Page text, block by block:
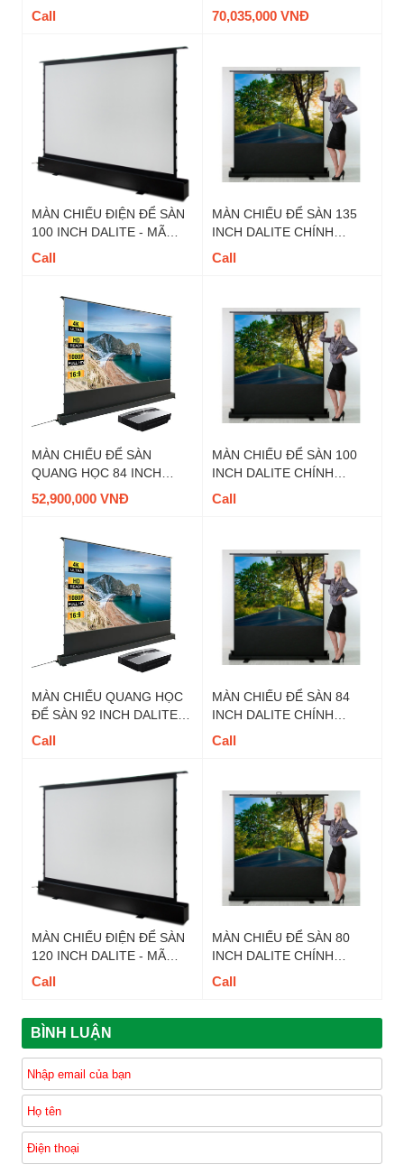
FU72TS, TỈ LỆ 4 : 3
Call
- MÃ FU100EST-CBSP, TỈ
LỆ 16:9
70,035,000 VNĐ
MÀN CHIẾU ĐIỆN ĐỂ SÀN
100 INCH DALITE - MÃ
FU100EST TỈ LỆ 16:9
Call
MÀN CHIẾU ĐỂ SÀN 135
INCH DALITE CHÍNH
HÃNG - MÃ FU135TS, TỈ
Call
MÀN CHIẾU ĐỂ SÀN
QUANG HỌC 84 INCH
DALITE - MÃ FU84EST-
CBSP, TỈ LỆ 16:9
52,900,000 VNĐ
MÀN CHIẾU ĐỂ SÀN 100
INCH DALITE CHÍNH
HÃNG - MÃ FU100TS, TỈ
Call
MÀN CHIẾU QUANG HỌC
ĐỂ SÀN 92 INCH DALITE -
MÃ FU92EST-CBSP, TỈ LỆ
Call
MÀN CHIẾU ĐỂ SÀN 84
INCH DALITE CHÍNH
HÃNG- MÃ FU84TS, TỈ LỆ
Call
MÀN CHIẾU ĐIỆN ĐỂ SÀN
120 INCH DALITE - MÃ
FU120EST TỈ LỆ 16:9
Call
MÀN CHIẾU ĐỂ SÀN 80
INCH DALITE CHÍNH
HÃNG- MÃ FU80TS, TỈ LỆ
Call
BÌNH LUẬN